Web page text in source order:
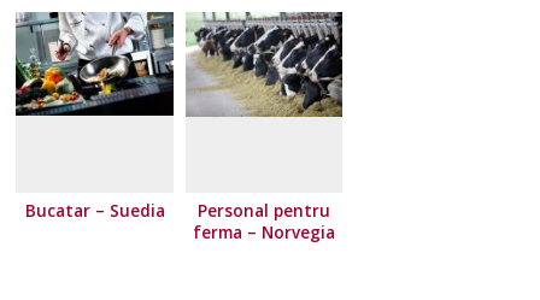
Bucatar – Suedia
Personal pentru
ferma – Norvegia